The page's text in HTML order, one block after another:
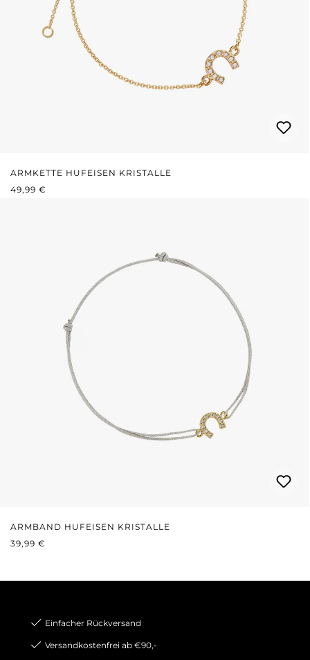
ARMKETTE HUFEISEN KRISTALLE
REGULÄRER PREIS:
49,99 €
ARMBAND HUFEISEN KRISTALLE
REGULÄRER PREIS:
39,99 €
Einfacher Rückversand
Versandkostenfrei ab €90,-